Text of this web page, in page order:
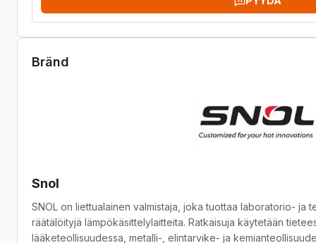
Bränd
Snol
SNOL on liettualainen valmistaja, joka tuottaa laboratorio- ja
räätälöityjä lämpökäsittelylaitteita. Ratkaisuja käytetään
lääketeollisuudessa, metalli-, elintarvike- ja